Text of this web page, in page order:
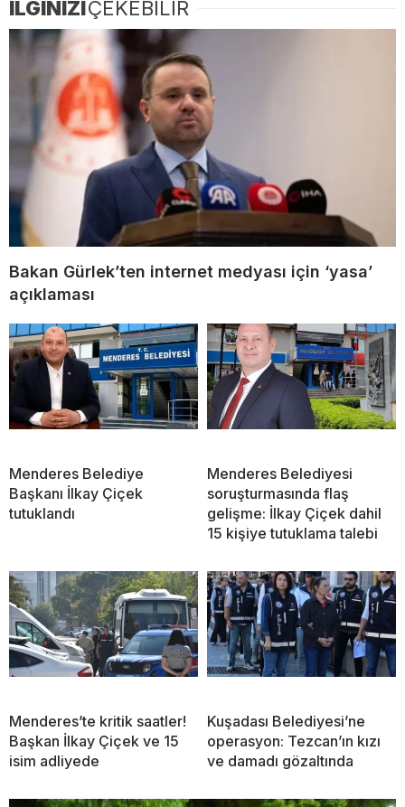
İLGİNİZİÇEKEBİLİR
Bakan Gürlek’ten internet medyası için ‘yasa’
açıklaması
Menderes Belediye
Başkanı İlkay Çiçek
tutuklandı
Menderes Belediyesi
soruşturmasında flaş
gelişme: İlkay Çiçek dahil
15 kişiye tutuklama talebi
Menderes’te kritik saatler!
Başkan İlkay Çiçek ve 15
isim adliyede
Kuşadası Belediyesi’ne
operasyon: Tezcan’ın kızı
ve damadı gözaltında